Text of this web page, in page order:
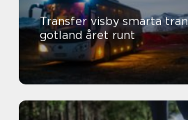
Transfer visby smarta transporter på
gotland året runt